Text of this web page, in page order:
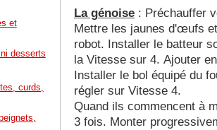
La génoise: Préchauffer
Mettre les jaunes d'œufs
robot. Installer le batteur
la Vitesse sur 4. Ajouter
Installer le bol équipé du
régler sur Vitesse 4.
Quand ils commencent à
3 fois. Monter
et
desserts
curds,